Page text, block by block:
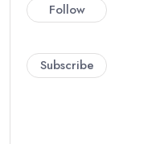
Follow
Subscribe